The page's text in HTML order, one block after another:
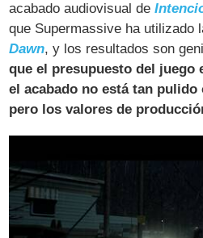
acabado audiovisual de
que Supermassive ha utilizado
Dawn, y los resultados son
que el presupuesto del juego
el acabado no está tan
pero los valores de